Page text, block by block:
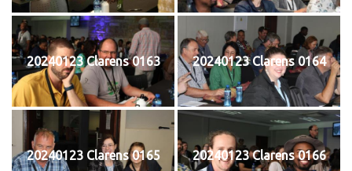
20240123 Clarens 0163 20240123 Clarens 0164
20240123 Clarens 0165 20240123 Clarens 0166